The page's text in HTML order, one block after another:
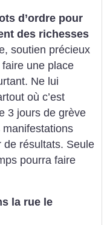
d’ordre pour
des richesses
soutien précieux
une place
Ne lui
où c’est
3 jours de grève
de résultats. Seule
pourra faire
la rue le